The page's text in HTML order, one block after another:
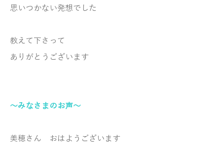
思いつかない発想でした
教えて下さって
ありがとうございます
～みなさまのお声～
美穂さん おはようございます